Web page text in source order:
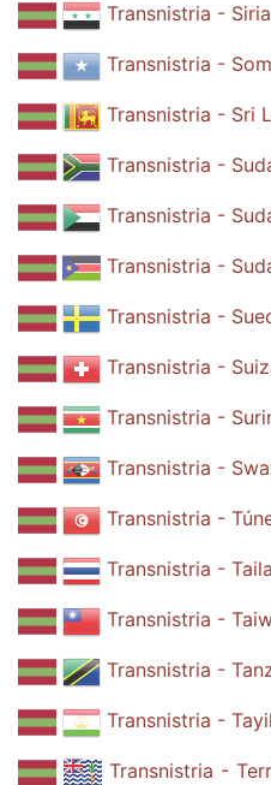
Transnistria - Siria
Transnistria -
Transnistria - Sri
Transnistria -
Transnistria -
Transnistria -
Transnistria -
Transnistria -
Transnistria -
Transnistria -
Transnistria -
Transnistria -
Transnistria -
Transnistria -
Transnistria -
Transnistria -